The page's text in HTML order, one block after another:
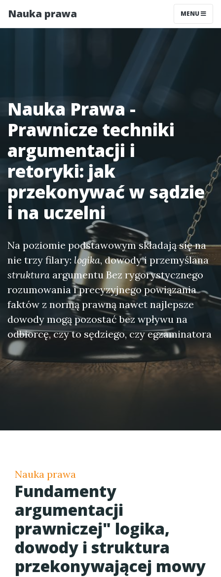
Nauka prawa MENU
Nauka Prawa -
Prawnicze techniki
argumentacji i
retoryki: jak
przekonywać w sądzie
i na uczelni
Na poziomie podstawowym składają się na
nie trzy filary: logika, dowody i przemyślana
struktura argumentu Bez rygorystycznego
rozumowania i precyzyjnego powiązania
faktów z normą prawną nawet najlepsze
dowody mogą pozostać bez wpływu na
odbiorcę, czy to sędziego, czy egzaminatora
Nauka prawa
Fundamenty
argumentacji
prawniczej" logika,
dowody i struktura
przekonywającej mowy